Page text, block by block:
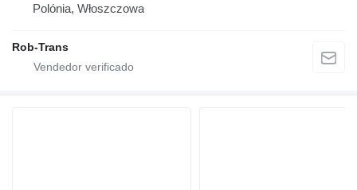
Polónia, Włoszczowa
Rob-Trans